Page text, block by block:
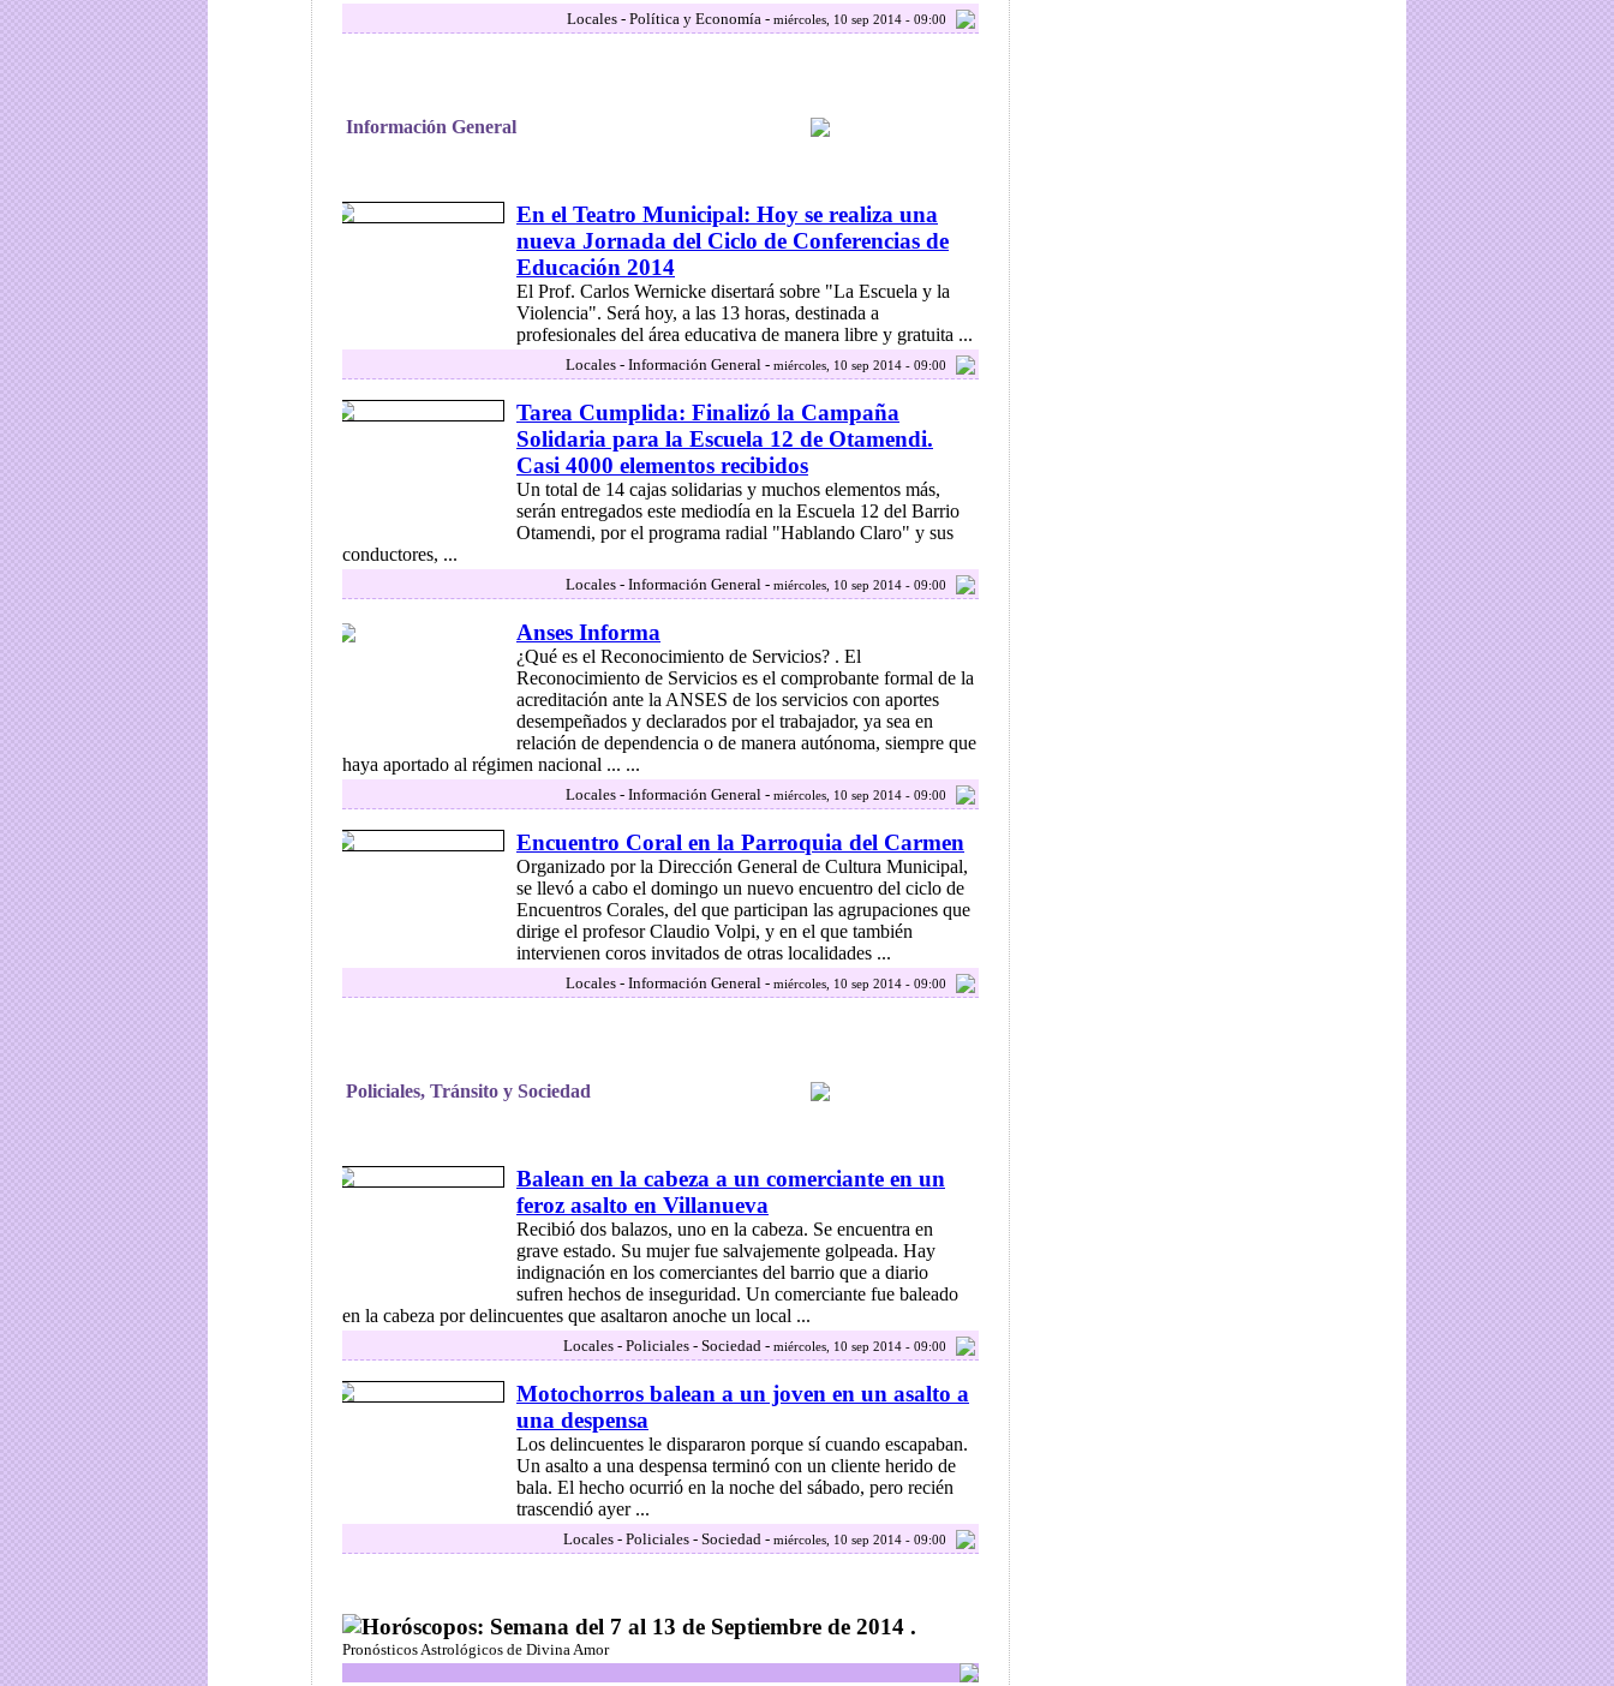
Locales - Política y Economía - miércoles, 10 sep 2014 - 09:00
Información General
En el Teatro Municipal: Hoy se realiza una
nueva Jornada del Ciclo de Conferencias de
Educación 2014
El Prof. Carlos Wernicke disertará sobre "La Escuela y la
Violencia". Será hoy, a las 13 horas, destinada a
profesionales del área educativa de manera libre y gratuita ...
Locales - Información General - miércoles, 10 sep 2014 - 09:00
Tarea Cumplida: Finalizó la Campaña
Solidaria para la Escuela 12 de Otamendi.
Casi 4000 elementos recibidos
Un total de 14 cajas solidarias y muchos elementos más,
serán entregados este mediodía en la Escuela 12 del Barrio
Otamendi, por el programa radial "Hablando Claro" y sus
conductores, ...
Locales - Información General - miércoles, 10 sep 2014 - 09:00
Anses Informa
¿Qué es el Reconocimiento de Servicios? . El
Reconocimiento de Servicios es el comprobante formal de la
acreditación ante la ANSES de los servicios con aportes
desempeñados y declarados por el trabajador, ya sea en
relación de dependencia o de manera autónoma, siempre que
haya aportado al régimen nacional ... ...
Locales - Información General - miércoles, 10 sep 2014 - 09:00
Encuentro Coral en la Parroquia del Carmen
Organizado por la Dirección General de Cultura Municipal,
se llevó a cabo el domingo un nuevo encuentro del ciclo de
Encuentros Corales, del que participan las agrupaciones que
dirige el profesor Claudio Volpi, y en el que también
intervienen coros invitados de otras localidades ...
Locales - Información General - miércoles, 10 sep 2014 - 09:00
Policiales, Tránsito y Sociedad
Balean en la cabeza a un comerciante en un
feroz asalto en Villanueva
Recibió dos balazos, uno en la cabeza. Se encuentra en
grave estado. Su mujer fue salvajemente golpeada. Hay
indignación en los comerciantes del barrio que a diario
sufren hechos de inseguridad. Un comerciante fue baleado
en la cabeza por delincuentes que asaltaron anoche un local ...
Locales - Policiales - Sociedad - miércoles, 10 sep 2014 - 09:00
Motochorros balean a un joven en un asalto a
una despensa
Los delincuentes le dispararon porque sí cuando escapaban.
Un asalto a una despensa terminó con un cliente herido de
bala. El hecho ocurrió en la noche del sábado, pero recién
trascendió ayer ...
Locales - Policiales - Sociedad - miércoles, 10 sep 2014 - 09:00
Horóscopos: Semana del 7 al 13 de Septiembre de 2014 .
Pronósticos Astrológicos de Divina Amor